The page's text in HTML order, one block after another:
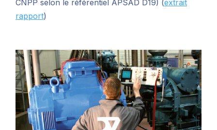
CNPP selon le référentiel APSAD D19) (extrait
rapport)